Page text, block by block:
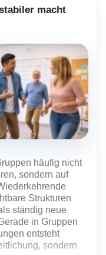
plötzlich
normaler
macht
häufig nicht
sondern auf
Strukturen
ständig neue
in Gruppen
entsteht
sondern